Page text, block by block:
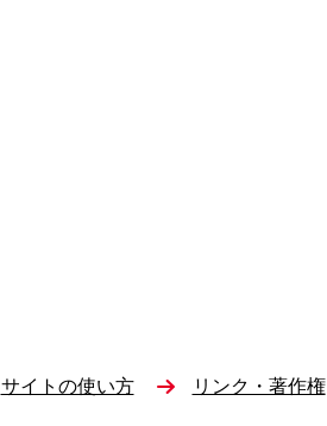
サイトの使い方 リンク・著作権